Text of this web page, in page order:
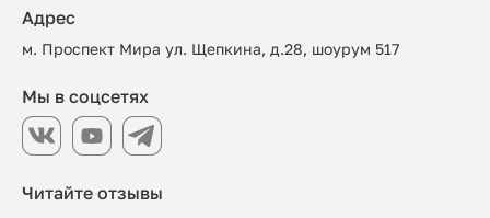
Читайте отзывы
Адрес
м. Проспект Мира ул. Щепкина, д.28, шоурум 517
Мы в соцсетях